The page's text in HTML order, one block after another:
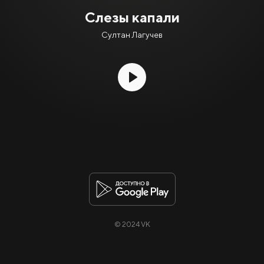
Слезы капали
Султан Лагучев
© 2024 VK